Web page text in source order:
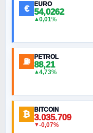
MURAT
NURETTIN
ORHAN
Fahişeye
€ EURO
54,0262
▲0,01%
⛽ PETROL
88,21
▲4,73%
₿ BITCOIN
3.035.709
▼-0,07%